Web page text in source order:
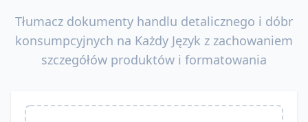
Tłumacz dokumenty handlu detalicznego i dóbr
konsumpcyjnych na Każdy Język z zachowaniem
szczegółów produktów i formatowania